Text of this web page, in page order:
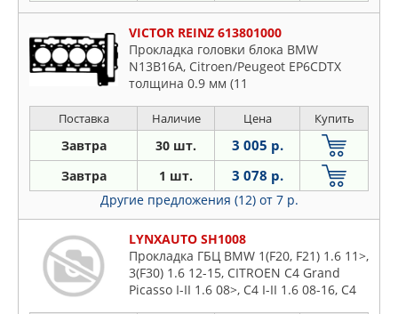
VICTOR REINZ 613801000
Прокладка головки блока BMW
N13B16A, Citroen/Peugeot EP6CDTX
толщина 0.9 мм (11
Поставка Наличие Цена Купить
Завтра 30 шт. 3 005 р.
Завтра 1 шт. 3 078 р.
Другие предложения (12) от 7 р.
LYNXAUTO SH1008
Прокладка ГБЦ BMW 1(F20, F21) 1.6 11>,
3(F30) 1.6 12-15, CITROEN C4 Grand
Picasso I-II 1.6 08>, C4 I-II 1.6 08-16, C4